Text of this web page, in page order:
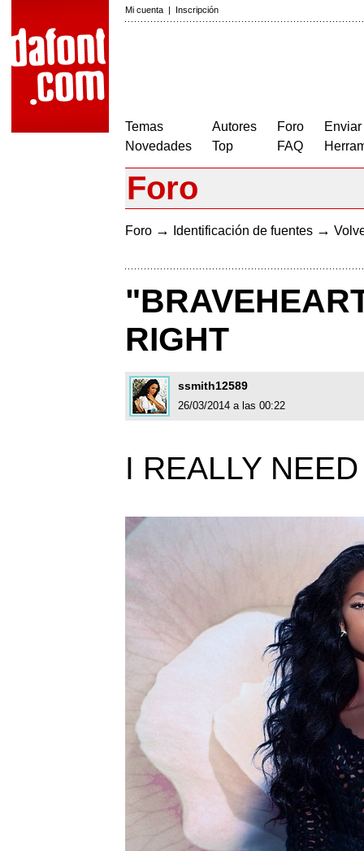
Mi cuenta | Inscripción
Temas
Novedades
Autores
Top
Foro
FAQ
Foro
Foro → Identificación de fuentes →
RIGHT
ssmith12589
26/03/2014 a las 00:22
I REALLY